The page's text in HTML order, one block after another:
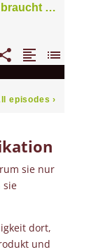
sie nur
sie
dort,
und